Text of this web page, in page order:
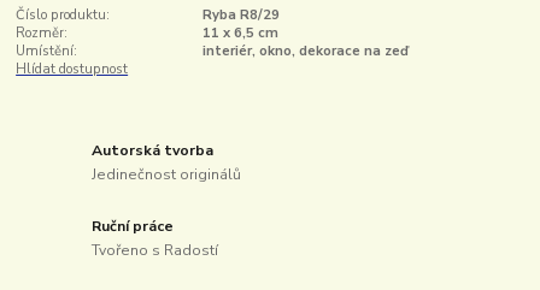
Číslo produktu:
Ryba R8/29
Rozměr:
11 x 6,5 cm
Umístění:
interiér, okno, dekorace na zeď
Hlídat dostupnost
Autorská tvorba
Jedinečnost originálů
Ruční práce
Tvořeno s Radostí